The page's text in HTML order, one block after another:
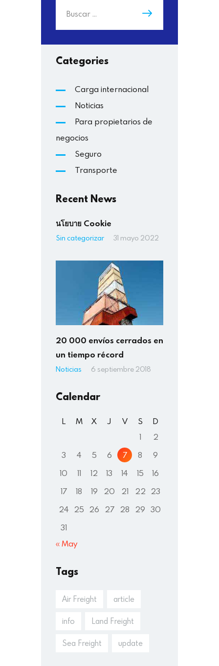
Categories
Carga internacional
Noticias
Para propietarios de
negocios
Seguro
Transporte
Recent News
นโยบาย Cookie
Sin categorizar 31 mayo 2022
20 000 envíos cerrados en
un tiempo récord
Noticias 6 septiembre 2018
Calendar
L M X J V S
D
1
2
3
4 5 6 7 8
9
10
11 12 13 14 15
16
17
18 19 20 21 22 23
24 25 26 27 28 29 30
31
« May
Tags
Air Freight article
info Land Freight
Sea Freight update